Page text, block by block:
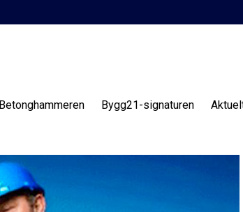
Betonghammeren Bygg21-signaturen